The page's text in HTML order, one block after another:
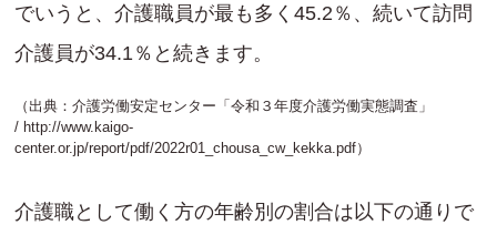
でいうと、介護職員が最も多く45.2％、続いて訪問
介護員が34.1％と続きます。
（出典：介護労働安定センター「令和３年度介護労働実態調査」
/ http://www.kaigo-
center.or.jp/report/pdf/2022r01_chousa_cw_kekka.pdf）
介護職として働く方の年齢別の割合は以下の通りで